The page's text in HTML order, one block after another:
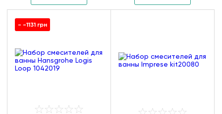
- -1131 грн